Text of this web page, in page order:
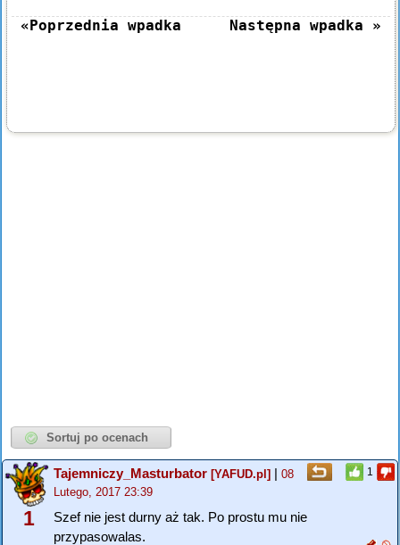
«Poprzednia wpadka Następna wpadka »
1
1
Tajemniczy_Masturbator [YAFUD.pl] | 08
Lutego, 2017 23:39
Szef nie jest durny aż tak. Po prostu mu nie
przypasowalas.